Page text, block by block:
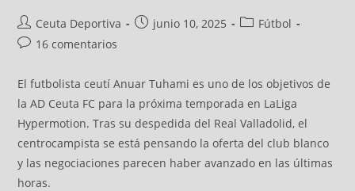
Ceuta Deportiva junio 10, 2025
Fútbol
16 comentarios
El futbolista ceutí Anuar Tuhami es uno de los objetivos de
la AD Ceuta FC para la próxima temporada en LaLiga
Hypermotion. Tras su despedida del Real Valladolid, el
centrocampista se está pensando la oferta del club blanco
y las negociaciones parecen haber avanzado en las últimas
horas.